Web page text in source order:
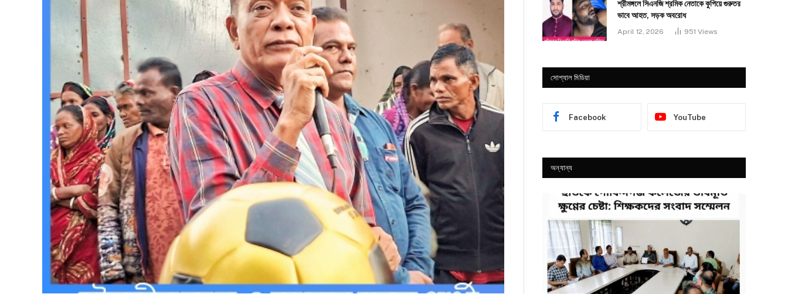
শ্রীমঙ্গলে সিএনজি শ্রমিক নেতাকে কুপিয়ে গুরুতর
ভাবে আহত, সড়ক অবরোধ
April 12, 2026 951 Views
সোশ্যাল মিডিয়া
Facebook YouTube
অন্যান্য